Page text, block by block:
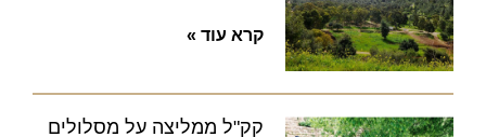
קרא עוד »
קק"ל ממליצה על מסלולים